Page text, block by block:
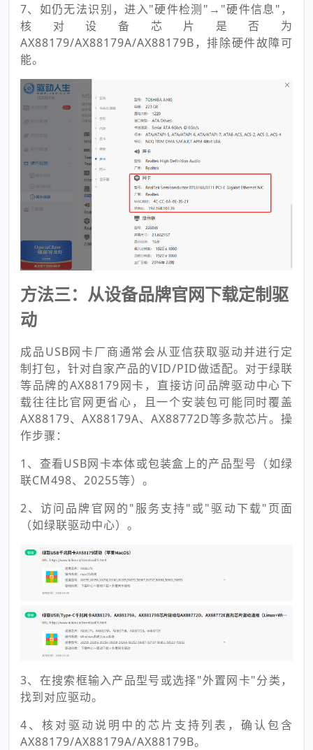
7、如仍无法识别，进入"硬件检测"→"硬件信息"，
核对设备芯片是否为
AX88179/AX88179A/AX88179B，排除硬件故障可
能。
方法三：从设备品牌官网下载定制驱
动
成品USB网卡厂商通常会从亚信获取驱动并进行定
制打包，针对自家产品的VID/PID做适配。对于绿联
等品牌的AX88179网卡，直接访问品牌驱动中心下
载往往比官网更省心，且一个安装包可能同时覆盖
AX88179、AX88179A、AX88772D等多款芯片。操
作步骤：
1、查看USB网卡本体或包装盒上的产品型号（如绿
联CM498、20255等）。
2、访问品牌官网的"服务支持"或"驱动下载"页面
（如绿联驱动中心）。
3、在搜索框输入产品型号或选择"外置网卡"分类，
找到对应驱动。
4、核对驱动说明中的芯片支持列表，确认包含
AX88179/AX88179A/AX88179B。